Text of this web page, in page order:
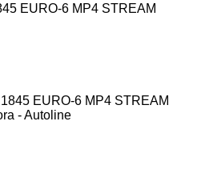
EURO-6 MP4 STREAM